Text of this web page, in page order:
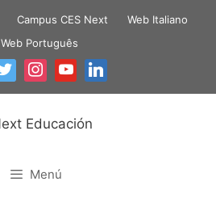
Campus CES Next
Web Italiano
Web Português
Menú